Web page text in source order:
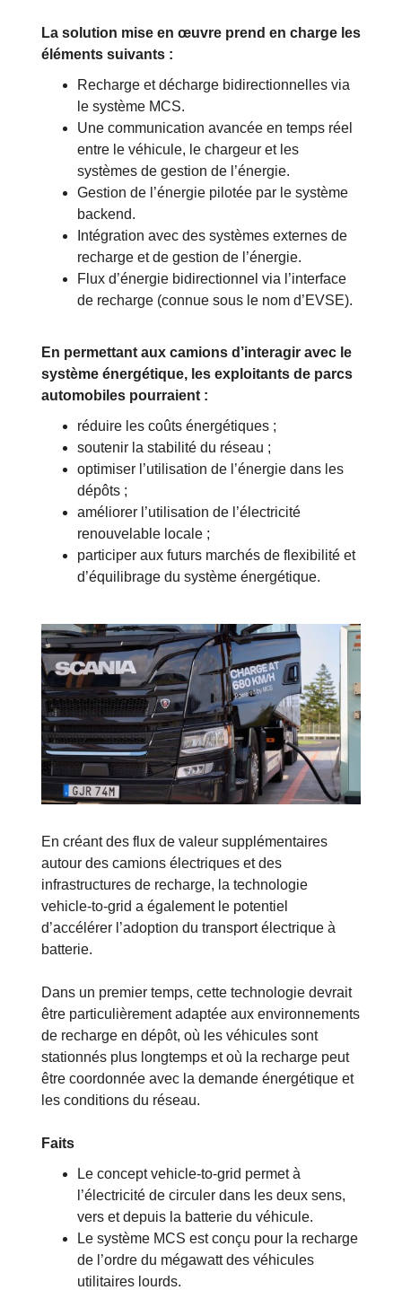
La solution mise en œuvre prend en charge les
éléments suivants :
Recharge et décharge bidirectionnelles via
le système MCS.
Une communication avancée en temps réel
entre le véhicule, le chargeur et les
systèmes de gestion de l’énergie.
Gestion de l’énergie pilotée par le système
backend.
Intégration avec des systèmes externes de
recharge et de gestion de l’énergie.
Flux d’énergie bidirectionnel via l’interface
de recharge (connue sous le nom d’EVSE).
En permettant aux camions d’interagir avec le
système énergétique, les exploitants de parcs
automobiles pourraient :
réduire les coûts énergétiques ;
soutenir la stabilité du réseau ;
optimiser l’utilisation de l’énergie dans les
dépôts ;
améliorer l’utilisation de l’électricité
renouvelable locale ;
participer aux futurs marchés de flexibilité et
d’équilibrage du système énergétique.
En créant des flux de valeur supplémentaires
autour des camions électriques et des
infrastructures de recharge, la technologie
vehicle-to-grid a également le potentiel
d’accélérer l’adoption du transport électrique à
batterie.
Dans un premier temps, cette technologie devrait
être particulièrement adaptée aux environnements
de recharge en dépôt, où les véhicules sont
stationnés plus longtemps et où la recharge peut
être coordonnée avec la demande énergétique et
les conditions du réseau.
Faits
Le concept vehicle-to-grid permet à
l’électricité de circuler dans les deux sens,
vers et depuis la batterie du véhicule.
Le système MCS est conçu pour la recharge
de l’ordre du mégawatt des véhicules
utilitaires lourds.